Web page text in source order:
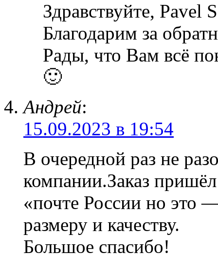
Здравствуйте, Pavel
Благодарим за
Рады, что Вам всё
🙂
Андрей:
15.09.2023 в 19:54
В очередной раз не
компании.Заказ
«почте России но это
размеру и качеству.
Большое спасибо!